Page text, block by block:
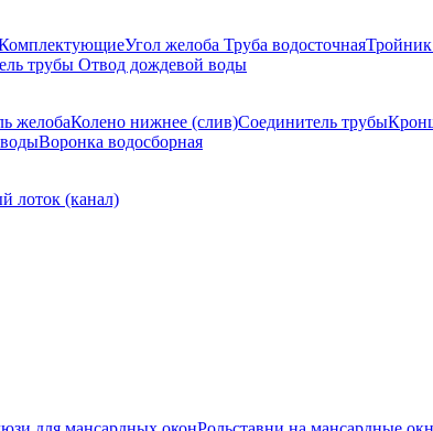
Угол желоба Труба водосточная
трубы Отвод дождевой воды
желобаКолено нижнее (слив)Соединитель трубы
Воронка водосборная
лоток (канал)